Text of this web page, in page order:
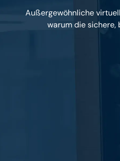
Außergewöhnliche
warum die sichere,